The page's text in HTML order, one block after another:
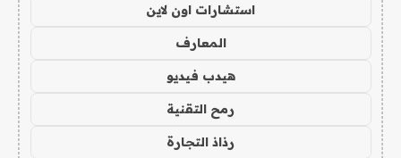
استشارات اون لاين
المعارف
هيدب فيديو
رمح التقنية
رذاذ التجارة